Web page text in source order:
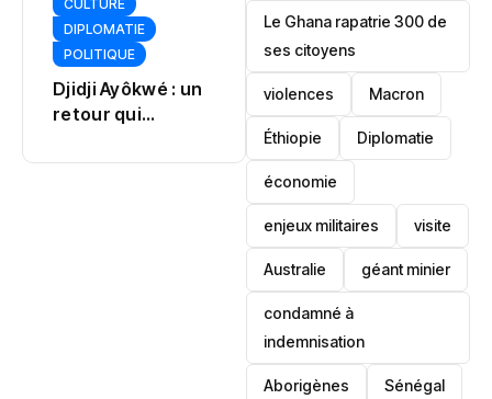
JUSTICE
POLITIQUE
Tinubu
désamorce une
crise à Osun
SOCIÉTÉ
Sankara : le
Burkina dévoile
un ambitieux
projet mémoriel
Le Ghana rapatrie 300 de
ses citoyens
violences Macron
Éthiopie Diplomatie
économie
enjeux militaires visite
‎Australie géant minier
condamné à
indemnisation
Aborigènes Sénégal